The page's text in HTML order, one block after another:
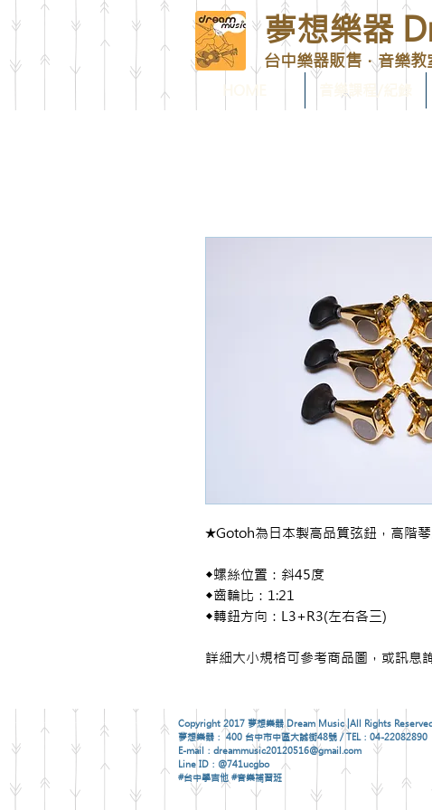
夢想樂器
台中樂器販售．音樂
音樂課程/紀錄
★Gotoh為日本製高品質弦鈕，高階
◆螺絲位置：斜45度
◆齒輪比：1:21
◆轉鈕方向：L3+R3(左右各三)
詳細大小規格可參考商品圖，或訊息
Copyright 2017 夢想樂器 Dream Music |All Rights Reserved
夢想樂器： 400 台中市中區大誠街48號 / TEL：04-22082890
E-mail：dreammusic20120516@gmail.com
Line ID：@741ucgbo
#台中學吉他 #音樂補習班